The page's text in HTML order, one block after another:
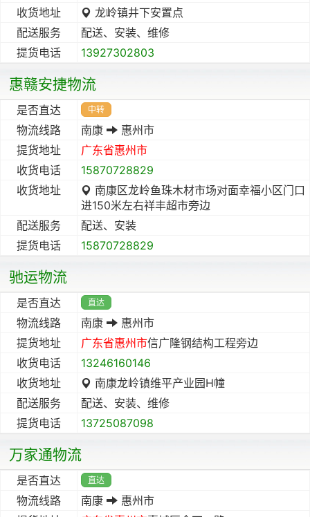
收货地址
龙岭镇井下安置点
配送服务
配送、安装、维修
提货电话
13927302803
惠赣安捷物流
是否直达 中转
物流线路 南康
惠州市
提货地址
广东省惠州市
收货电话
15870728829
收货地址
南康区龙岭鱼珠木材市场对面幸福小区门口
进150米左右祥丰超市旁边
配送服务
配送、安装
提货电话
15870728829
驰运物流
是否直达 直达
物流线路 南康
惠州市
提货地址
广东省惠州市信广隆钢结构工程旁边
收货电话
13246160146
收货地址
南康龙岭镇维平产业园H幢
配送服务
配送、安装、维修
提货电话
13725087098
万家通物流
是否直达 直达
物流线路 南康
惠州市